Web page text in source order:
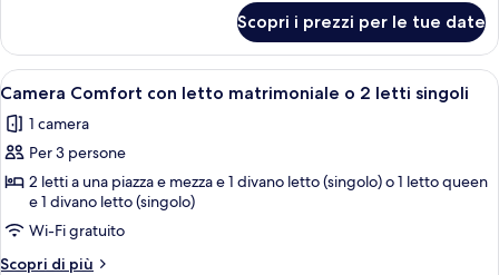
matrimoniale
o
2
letti
singoli
Classic
con
letto
o
2
singoli
Scopri i prezzi per le tue date
Apri
tutte
le
foto
per
Camera
Comfort
con
Una camera da letto moderna con
4
Camera Comfort con letto matrimoniale o 2 letti singoli
1 camera
Per 3 persone
2 letti a una piazza e mezza e 1 divano letto (singolo) o 1 letto queen
e 1 divano letto (singolo)
Wi-Fi gratuito
Scopri di più
Altri